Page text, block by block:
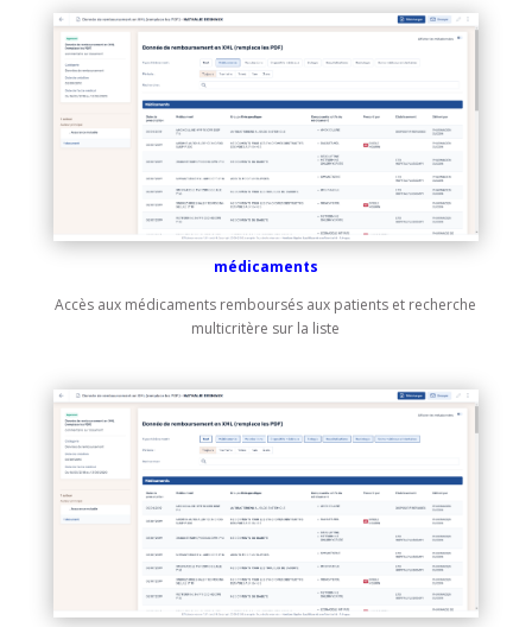
médicaments
Accès aux médicaments remboursés aux patients et recherche
multicritère sur la liste